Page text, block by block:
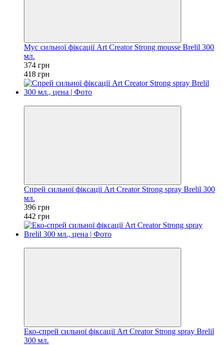
Мус сильної фіксації Art Creator Strong mousse Brelil 300
мл.
374 грн
418 грн
Спрей сильної фіксації Art Creator Strong spray Brelil 300
мл.
396 грн
442 грн
Еко-спрей сильної фіксації Art Creator Strong spray Brelil
300 мл.